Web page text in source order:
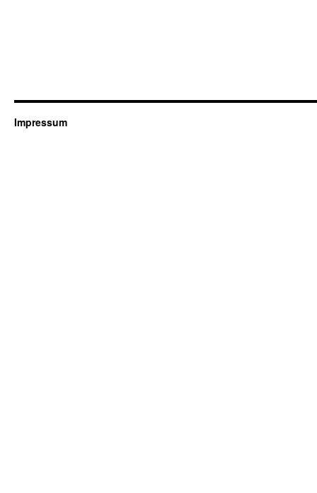
Impressum